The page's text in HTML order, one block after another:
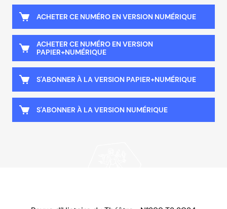
ACHETER CE NUMÉRO EN VERSION NUMÉRIQUE
ACHETER CE NUMÉRO EN VERSION
PAPIER+NUMÉRIQUE
S'ABONNER À LA VERSION PAPIER+NUMÉRIQUE
S'ABONNER À LA VERSION NUMÉRIQUE